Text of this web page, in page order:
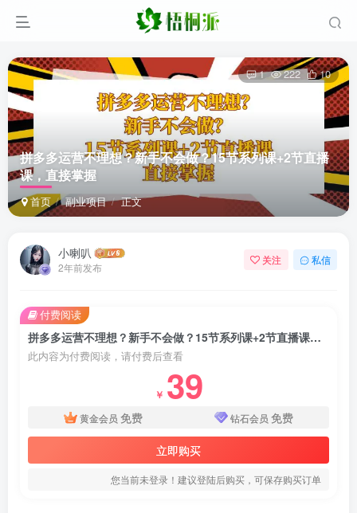
拼多多运营不理想？新手不会做？15节系列课+2节直播
课，直接掌握
首页 副业项目 正文
1 222 10
小喇叭
2年前发布
关注 私信
拼多多运营不理想？新手不会做？15节系列课+2节直播课，直接掌握
此内容为付费阅读，请付费后查看
￥ 39
黄金会员 免费 钻石会员 免费
立即购买
您当前未登录！建议登陆后购买，可保存购买订单
付费阅读